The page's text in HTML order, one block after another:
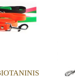
has
multiple
may